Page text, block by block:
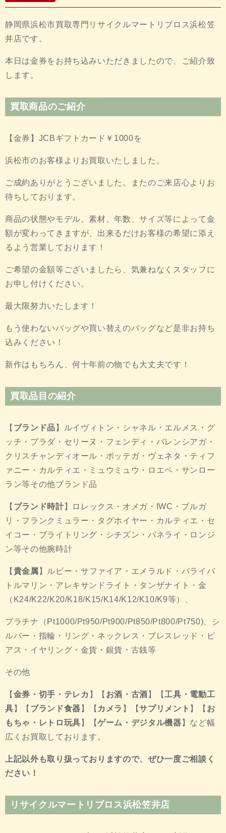
静岡県浜松市買取専門リサイクルマートリブロス浜松笠
井店です。
本日は金券をお持ち込みいただきましたので、ご紹介致
します。
買取商品のご紹介
【金券】JCBギフトカード￥1000を
浜松市のお客様よりお買取いたしました。
ご成約ありがとうございました。またのご来店心よりお
待ちしております。
商品の状態やモデル、素材、年数、サイズ等によって金
額が変わってきますが、出来るだけお客様の希望に添え
るよう営業しております！
ご希望の金額等ございましたら、気兼ねなくスタッフに
お申し付けください。
最大限努力いたします！
もう使わないバッグや買い替えのバッグなど是非お持ち
込みください！
新作はもちろん、何十年前の物でも大丈夫です！
買取品目の紹介
【 ブランド品 】ルイヴィトン・シャネル・エルメス・グ
ッチ・プラダ・セリーヌ・フェンディ・バレンシアガ・
クリスチャンディオール・ボッテガ・ヴェネタ・ティフ
ァニー・カルティエ・ミュウミュウ・ロエベ・サンロー
ラン等その他ブランド品
【 ブランド時計】ロレックス・オメガ・IWC・ブルガ
リ・フランクミュラー・タグホイヤー・カルティエ・セ
イコー・ブライトリング・シチズン・パネライ・ロンジ
ン等その他腕時計
【 貴金属 】ルビー・サファイア・エメラルド・パライバ
トルマリン・アレキサンドライト・タンザナイト・金
（K24/K22/K20/K18/K15/K14/K12/K10/K9等）、
プラチナ（Pt1000/Pt950/Pt900/Pt850/Pt800/Pt750)、シ
ルバー・指輪・リング・ネックレス・ブレスレッド・ピ
アス・イヤリング・金貨・銀貨・古銭等
その他
【 金券・切手・テレカ 】【 お酒・古酒 】【工具・電動工
具 】【 ブランド食器 】【 カメラ 】【サプリメント 】【 お
もちゃ・レトロ玩具 】【ゲーム・デジタル機器 】など幅
広くお買取しております。
上記以外も取り扱っておりますので、ぜひ一度ご相談く
ださい！
リサイクルマートリブロス浜松笠井店